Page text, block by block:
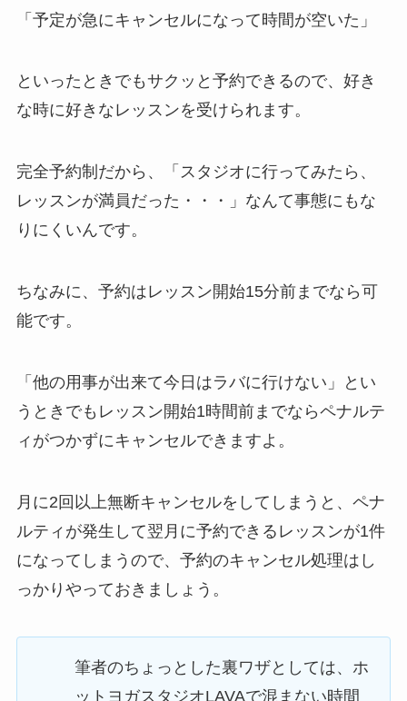
「予定が急にキャンセルになって時間が空いた」
といったときでもサクッと予約できるので、好き
な時に好きなレッスンを受けられます。
完全予約制だから、
「スタジオに行ってみたら、
レッスンが満員だった・・・」 なんて事態にもな
りにくいんです。
ちなみに、予約はレッスン開始15分前までなら可
能です。
「他の用事が出来て今日はラバに行けない」
とい
うときでもレッスン開始1時間前までならペナルテ
ィがつかずにキャンセルできますよ。
月に2回以上無断キャンセルをしてしまうと、ペナ
ルティが発生して翌月に予約できるレッスンが1件
になってしまうので、予約のキャンセル処理はし
っかりやっておきましょう。
筆者のちょっとした裏ワザとしては、ホ
ットヨガスタジオLAVAで混まない時間